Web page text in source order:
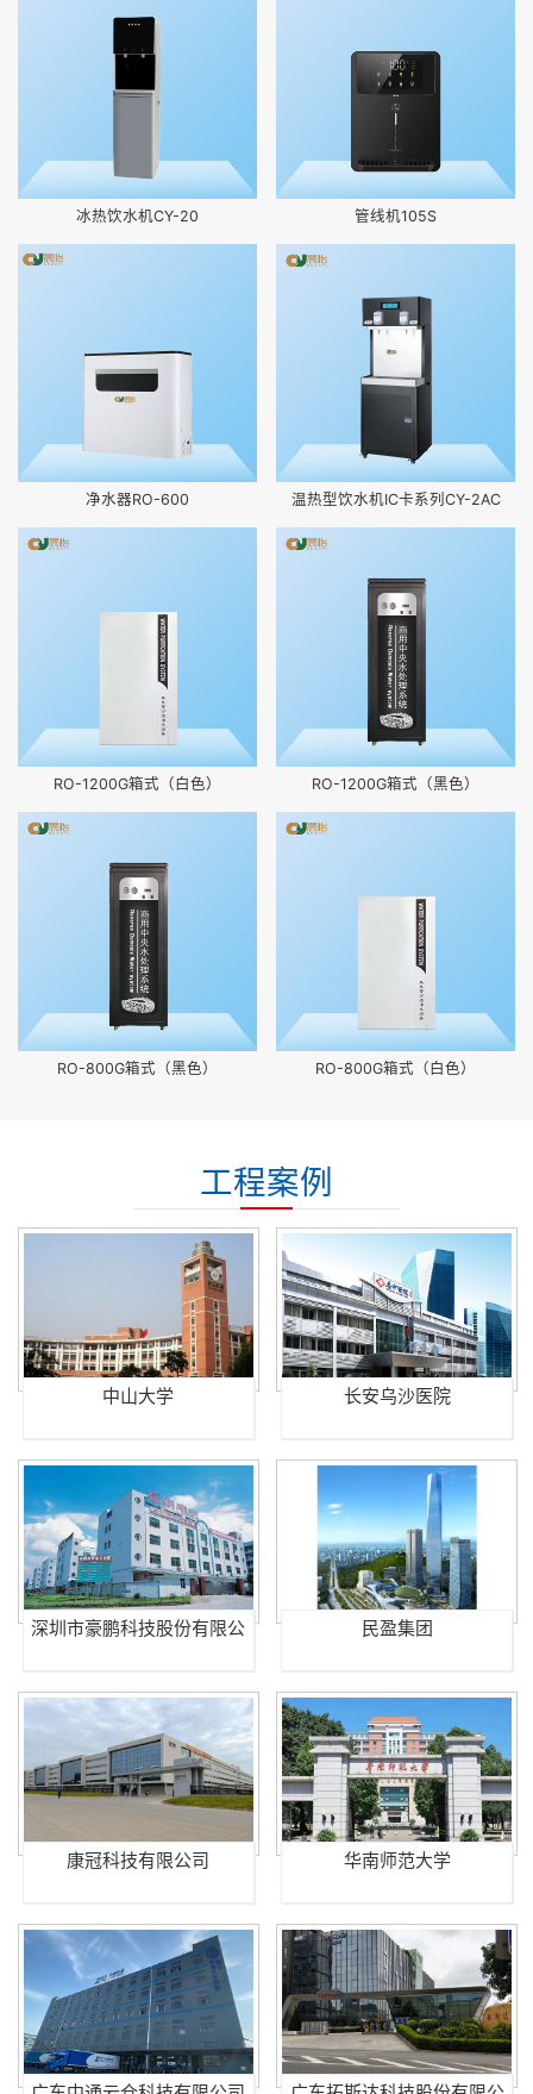
冰热饮水机CY-20 管线机105S
净水器RO-600 温热型饮水机IC卡系列CY-2AC
RO-1200G箱式（白色） RO-1200G箱式（黑色）
RO-800G箱式（黑色） RO-800G箱式（白色）
工程案例
中山大学 长安乌沙医院
深圳市豪鹏科技股份有限公
民盈集团
康冠科技有限公司 华南师范大学